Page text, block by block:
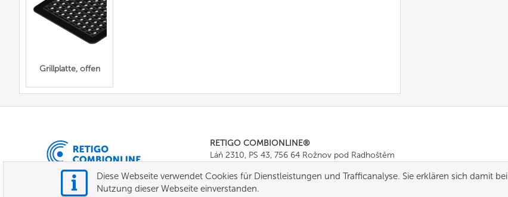
Grillplatte, offen
RETIGO COMBIONLINE®
Láň 2310, PS 43, 756 64 Rožnov pod Radhoštěm
E-mail: info@combionline.com
Diese Webseite verwendet Cookies für Dienstleistungen und Trafficanalyse. Sie erklären sich damit bei
Nutzung dieser Webseite einverstanden.